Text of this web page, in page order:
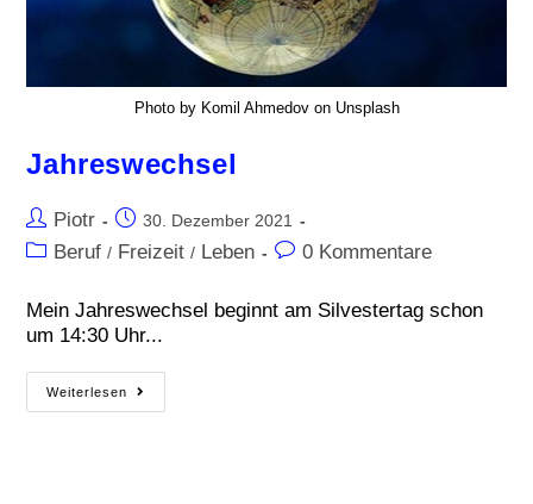
Photo by Komil Ahmedov on Unsplash
Jahreswechsel
Piotr 30. Dezember 2021
Beruf / Freizeit / Leben 0 Kommentare
Mein Jahreswechsel beginnt am Silvestertag schon
um 14:30 Uhr...
Weiterlesen